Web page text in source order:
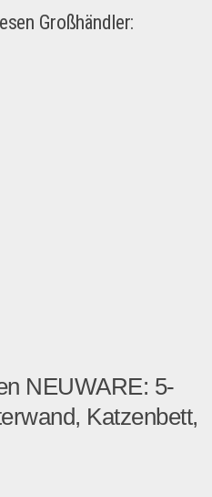
Großhändler:
NEUWARE: 5-
Katzenbett,